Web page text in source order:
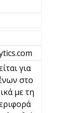
για
στο
με τη